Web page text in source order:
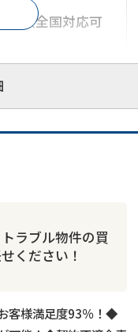
ア（全国対応可
業歴10年以上
ラブル物件の買
ください！
客様満足度93％！◆